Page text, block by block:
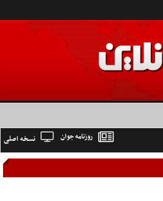
نسخه اصلی روزنامه جوان